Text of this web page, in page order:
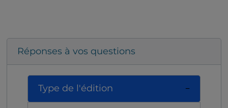
Réponses à vos questions
Type de l'édition